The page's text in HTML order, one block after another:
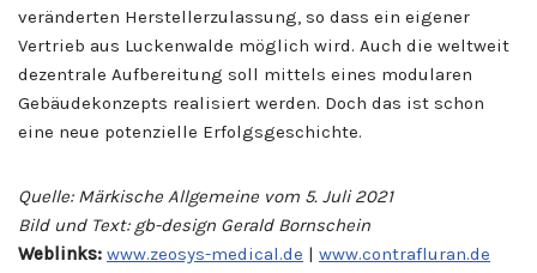
veränderten Herstellerzulassung, so dass ein eigener
Vertrieb aus Luckenwalde möglich wird. Auch die weltweit
dezentrale Aufbereitung soll mittels eines modularen
Gebäudekonzepts realisiert werden. Doch das ist schon
eine neue potenzielle Erfolgsgeschichte.
Quelle: Märkische Allgemeine vom 5. Juli 2021
Bild und Text: gb-design Gerald Bornschein
Weblinks: www.zeosys-medical.de | www.contrafluran.de